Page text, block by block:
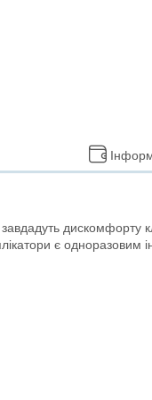
дискомфорту
є